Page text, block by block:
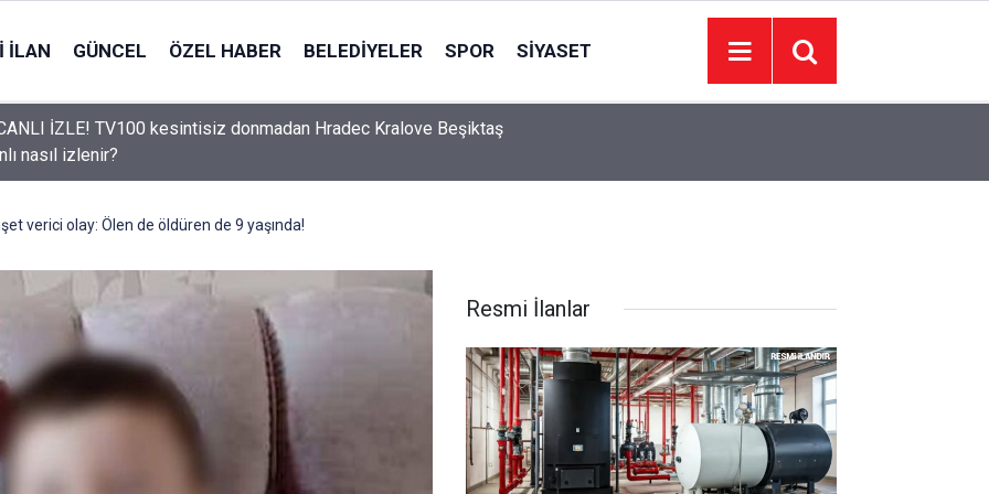
İLAN GÜNCEL ÖZEL HABER BELEDIYELER SPOR SIYASET
İZLE! TV100 kesintisiz donmadan Hradec Kralove Beşiktaş
nasıl izlenir?
Beşiktaş maçı CANLI İZLE! Hradec Kralove Beşiktaş maçı
nereden izlenir?
verici olay: Ölen de öldüren de 9 yaşında!
Resmi İlanlar